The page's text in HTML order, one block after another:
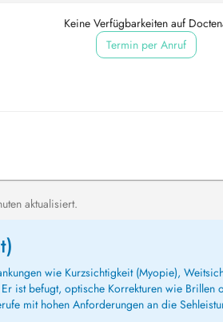
Keine Verfügbarkeiten auf
Termin per Anruf
aktualisiert.
wie Kurzsichtigkeit (Myopie),
ist befugt, optische Korrekturen wie
mit hohen Anforderungen an die